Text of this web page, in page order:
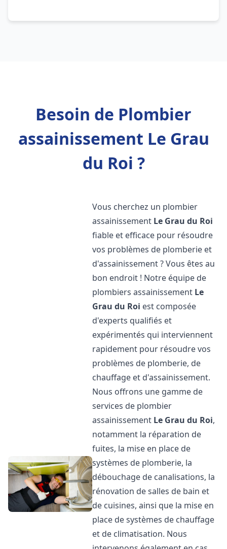
Besoin de Plombier
assainissement Le Grau
du Roi ?
Vous cherchez un plombier
assainissement Le Grau du Roi
fiable et efficace pour résoudre
vos problèmes de plomberie et
d'assainissement ? Vous êtes au
bon endroit ! Notre équipe de
plombiers assainissement Le
Grau du Roi est composée
d'experts qualifiés et
expérimentés qui interviennent
rapidement pour résoudre vos
problèmes de plomberie, de
chauffage et d'assainissement.
Nous offrons une gamme de
services de plombier
assainissement Le Grau du Roi,
notamment la réparation de
fuites, la mise en place de
systèmes de plomberie, la
débouchage de canalisations, la
rénovation de salles de bain et
de cuisines, ainsi que la mise en
place de systèmes de chauffage
et de climatisation. Nous